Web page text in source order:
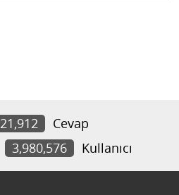
21,912
Cevap
3,980,576 Kullanıcı